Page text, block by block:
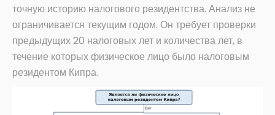
точную историю налогового резидентства. Анализ не
ограничивается текущим годом. Он требует проверки
предыдущих 20 налоговых лет и количества лет, в
течение которых физическое лицо было налоговым
резидентом Кипра.